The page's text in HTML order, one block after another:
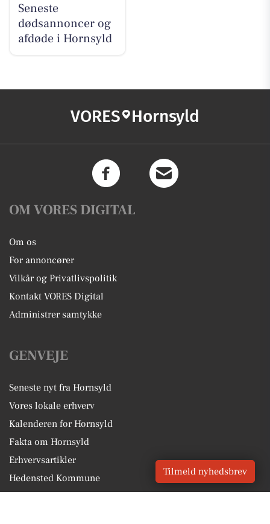
Seneste
dødsannoncer og
afdøde i Hornsyld
VORES Hornsyld
OM VORES DIGITAL
Om os
For annoncører
Vilkår og Privatlivspolitik
Kontakt VORES Digital
Administrer samtykke
GENVEJE
Seneste nyt fra Hornsyld
Vores lokale erhverv
Kalenderen for Hornsyld
Fakta om Hornsyld
Erhvervsartikler
Hedensted Kommune
Få en gratis salgsvurdering
Tilmeld nyhedsbrev